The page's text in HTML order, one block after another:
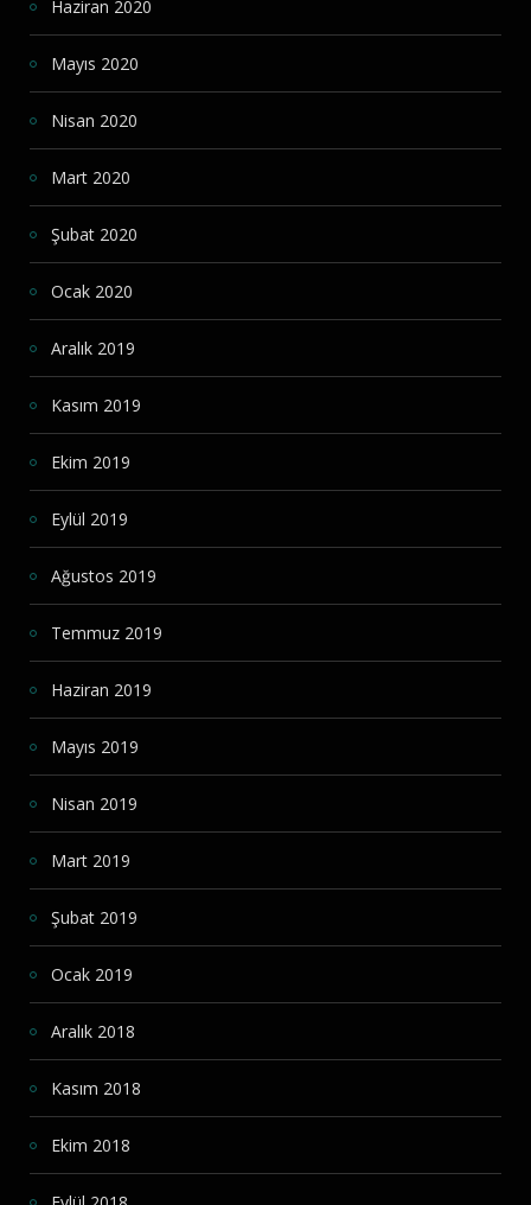
Haziran 2020
Mayıs 2020
Nisan 2020
Mart 2020
Şubat 2020
Ocak 2020
Aralık 2019
Kasım 2019
Ekim 2019
Eylül 2019
Ağustos 2019
Temmuz 2019
Haziran 2019
Mayıs 2019
Nisan 2019
Mart 2019
Şubat 2019
Ocak 2019
Aralık 2018
Kasım 2018
Ekim 2018